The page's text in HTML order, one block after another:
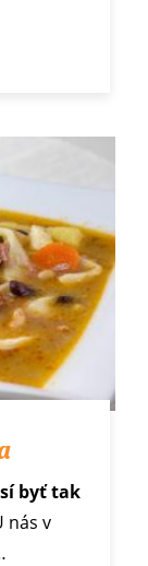
byť tak
nás v